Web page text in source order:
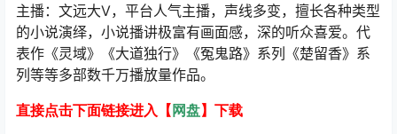
主播：文远大V，平台人气主播，声线多变，擅长各种类型
的小说演绎，小说播讲极富有画面感，深的听众喜爱。代
表作《灵域》《大道独行》《冤鬼路》系列《楚留香》系
列等等多部数千万播放量作品。
直接点击下面链接进入【 网盘】下载